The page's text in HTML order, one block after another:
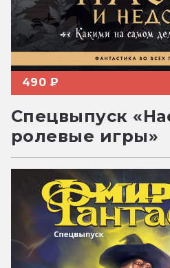
490 ₽
Спецвыпуск
ролевые игры»